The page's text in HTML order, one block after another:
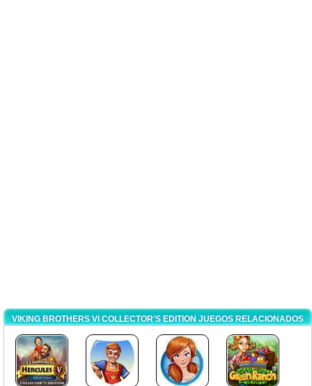
VIKING BROTHERS VI COLLECTOR'S EDITION JUEGOS RELACIONADOS